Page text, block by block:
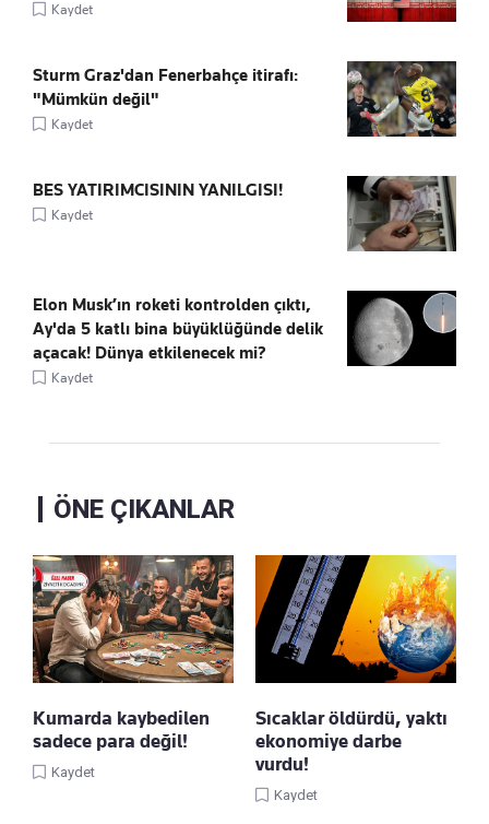
Kaydet
Sturm Graz'dan Fenerbahçe itirafı:
"Mümkün değil"
Kaydet
BES YATIRIMCISININ YANILGISI!
Kaydet
Elon Musk’ın roketi kontrolden çıktı,
Ay'da 5 katlı bina büyüklüğünde delik
açacak! Dünya etkilenecek mi?
Kaydet
ÖNE ÇIKANLAR
Kumarda kaybedilen
sadece para değil!
Kaydet
Sıcaklar öldürdü, yaktı
ekonomiye darbe
vurdu!
Kaydet